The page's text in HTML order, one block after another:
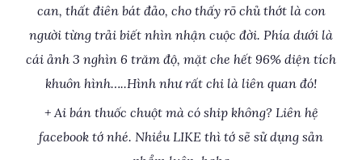
can, thất điên bát đảo, cho thấy rõ chủ thớt là con
người từng trải biết nhìn nhận cuộc đời. Phía dưới là
cái ảnh 3 nghìn 6 trăm độ, mặt che hết 96% diện tích
khuôn hình…..Hình như rất chi là liên quan đó!
+ Ai bán thuốc chuột mà có ship không? Liên hệ
facebook tớ nhé. Nhiều LIKE thì tớ sẽ sử dụng sản